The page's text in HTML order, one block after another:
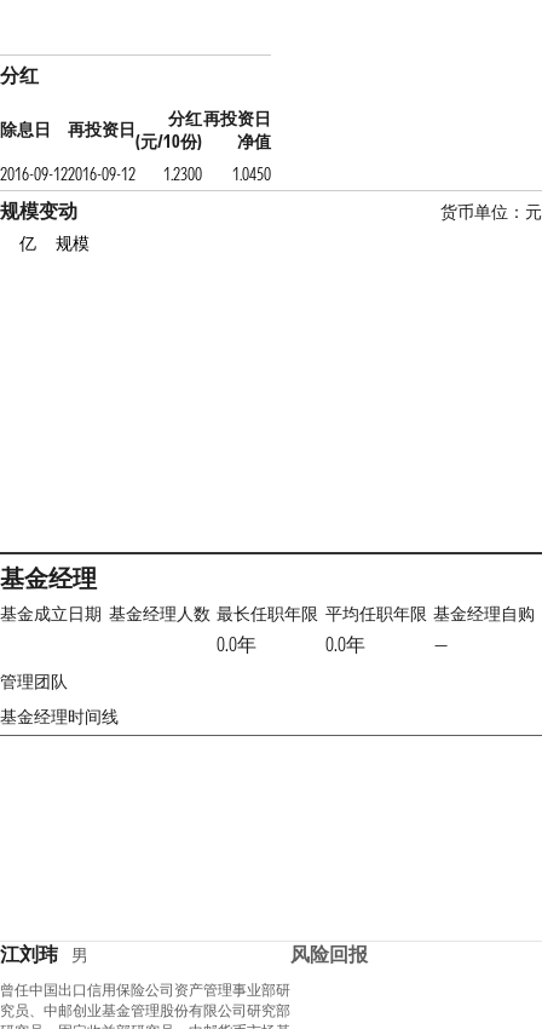
分红
除息日 再投资日
分红
(元/10份)
再投资日
净值
2016-09-122016-09-12 1.2300 1.0450
规模变动
货币单位：元
亿
规模
基金经理
基金成立日期 基金经理人数 最长任职年限
0.0年
平均任职年限
0.0年
基金经理自购
—
管理团队
基金经理时间线
江刘玮 男
曾任中国出口信用保险公司资产管理事业部研
究员、中邮创业基金管理股份有限公司研究部
风险回报